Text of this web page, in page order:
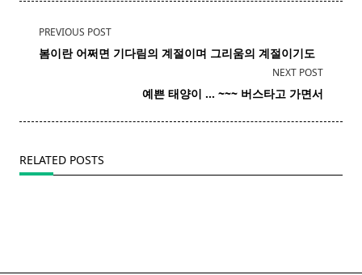
<span
class="nav-
text">Page</span>
PREVIOUS POST
봄이란 어쩌면 기다림의 계절이며 그리움의 계절이기도
NEXT POST
예쁜 태양이 … ~~~ 버스타고 가면서
RELATED POSTS